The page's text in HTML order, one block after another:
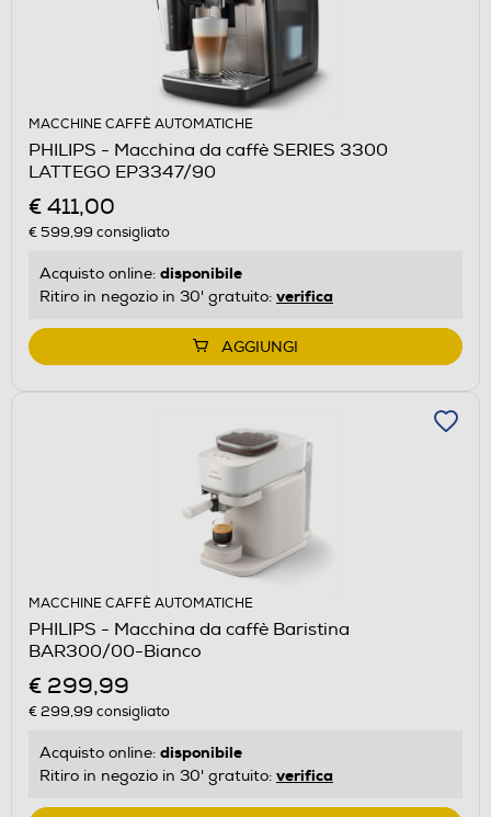
MACCHINE CAFFÈ AUTOMATICHE
PHILIPS - Macchina da caffè SERIES 3300
LATTEGO EP3347/90
€ 411,00
€ 599,99 consigliato
Acquisto online: disponibile
Ritiro in negozio in 30' gratuito: verifica
AGGIUNGI
MACCHINE CAFFÈ AUTOMATICHE
PHILIPS - Macchina da caffè Baristina
BAR300/00-Bianco
€ 299,99
€ 299,99 consigliato
Acquisto online: disponibile
Ritiro in negozio in 30' gratuito: verifica